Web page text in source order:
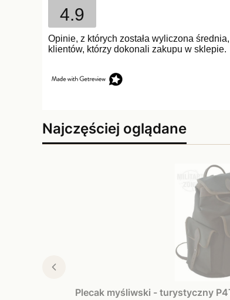
4.9
Opinie, z których została wyliczona
klientów, którzy dokonali zakupu w sklepie.
Najczęściej oglądane
Plecak myśliwski - turystyczny